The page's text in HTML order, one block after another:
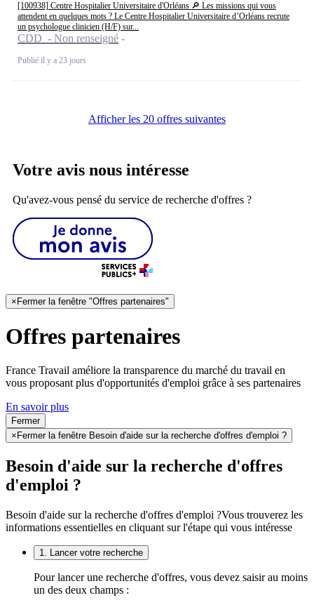
[100938] Centre Hospitalier Universitaire d'Orléans 🔎 Les missions qui vous
attendent en quelques mots ? Le Centre Hospitalier Universitaire d’Orléans recrute
un psychologue clinicien (H/F) sur...
CDD - Non renseigné
Publié il y a 23 jours
Afficher les 20 offres suivantes
Votre avis nous intéresse
Qu'avez-vous pensé du service de recherche d'offres ?
×Fermer la fenêtre "Offres partenaires"
Offres partenaires
France Travail améliore la transparence du marché du travail en
vous proposant plus d'opportunités d'emploi grâce à ses partenaires
En savoir plus
Fermer
× Fermer la fenêtre Besoin d'aide sur la recherche d'offres d'emploi ?
Besoin d'aide sur la recherche d'offres
d'emploi ?
Besoin d'aide sur la recherche d'offres d'emploi ?Vous trouverez les
informations essentielles en cliquant sur l'étape qui vous intéresse
1. Lancer votre recherche
Pour lancer une recherche d'offres, vous devez saisir au moins
un des deux champs :